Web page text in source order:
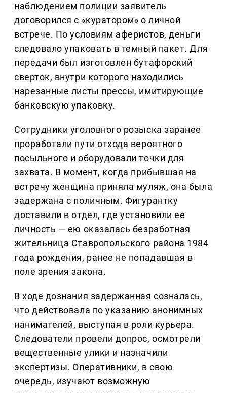
наблюдением полиции заявитель
договорился с «куратором» о личной
встрече. По условиям аферистов, деньги
следовало упаковать в темный пакет. Для
передачи был изготовлен бутафорский
сверток, внутри которого находились
нарезанные листы прессы, имитирующие
банковскую упаковку.
Сотрудники уголовного розыска заранее
проработали пути отхода вероятного
посыльного и оборудовали точки для
захвата. В момент, когда прибывшая на
встречу женщина приняла муляж, она была
задержана с поличным. Фигурантку
доставили в отдел, где установили ее
личность — ею оказалась безработная
жительница Ставропольского района 1984
года рождения, ранее не попадавшая в
поле зрения закона.
В ходе дознания задержанная созналась,
что действовала по указанию анонимных
нанимателей, выступая в роли курьера.
Следователи провели допрос, осмотрели
вещественные улики и назначили
экспертизы. Оперативники, в свою
очередь, изучают возможную